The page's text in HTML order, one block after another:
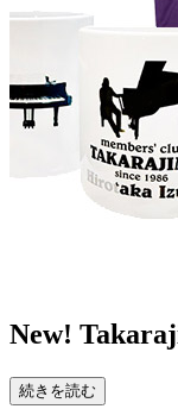
New!
続きを読む